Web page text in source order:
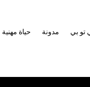
حياة مهنية مدونة تو بي